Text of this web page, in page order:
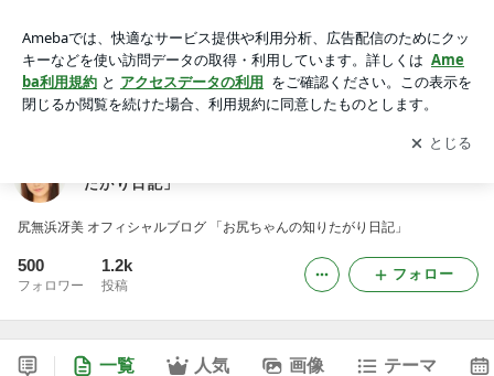
記」
アプリをダウンロードして ブログの更新通知
を受け取りまし
ょう。
開く
たがり日記」
尻無浜冴美 オフィシャルブログ 「お尻ちゃんの知りたがり日記」
500
フォロワー
1.2k
投稿
フォロー
一覧 人気 画像 テーマ